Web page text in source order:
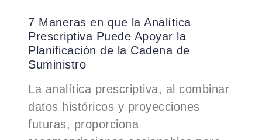
7 Maneras en que la Analítica
Prescriptiva Puede Apoyar la
Planificación de la Cadena de
Suministro
La analítica prescriptiva, al combinar
datos históricos y proyecciones
futuras, proporciona